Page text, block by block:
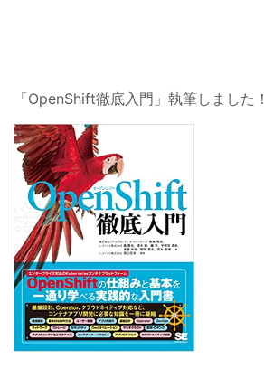
「OpenShift徹底入門」執筆しました！